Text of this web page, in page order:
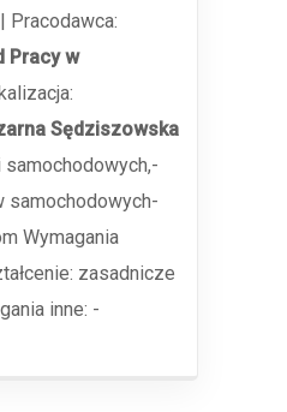
| Pracodawca:
Pracy w
Sędziszowska
samochodowych-
Wymagania
zasadnicze
inne: -